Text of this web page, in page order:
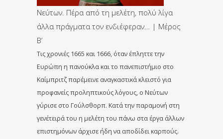
Νεύτων. Πέρα από τη μελέτη, πολύ λίγα
άλλα πράγματα τον ενδιέφεραν… | Μέρος
Β’
Τις χρονιές 1665 και 1666, όταν έπληττε την
Ευρώπη η πανούκλα και το πανεπιστήμιο στο
Καίμπριτζ παρέμεινε αναγκαστικά κλειστό για
προφανείς προληπτικούς λόγους, ο Νεύτων
γύρισε στο Γούλσθορπ. Κατά την παραμονή στη
γενέτειρά του η μελέτη του πάνω στα έργα άλλων
επιστημόνων άρχισε ήδη να αποδίδει καρπούς.